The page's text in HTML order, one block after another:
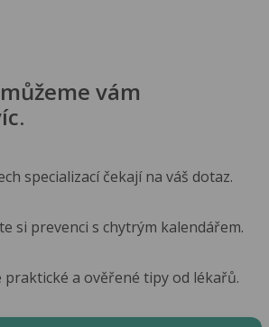
vám
specializací čekají na váš dotaz.
si prevenci s chytrým kalendářem.
praktické a ověřené tipy od lékařů.